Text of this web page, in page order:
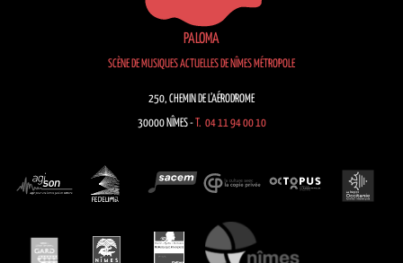
PALOMA
SCÈNE DE MUSIQUES ACTUELLES DE NÎMES MÉTROPOLE
250, CHEMIN DE L’AÉRODROME
30000 NÎMES - T. 04 11 94 00 10